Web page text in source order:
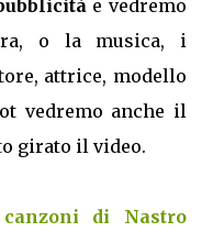
e vedremo
o la musica, i
attrice, modello
vedremo anche il
girato il video.
di Nastro